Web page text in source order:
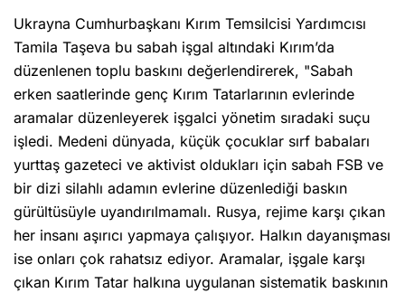
Ukrayna Cumhurbaşkanı Kırım Temsilcisi Yardımcısı
Tamila Taşeva bu sabah işgal altındaki Kırım’da
düzenlenen toplu baskını değerlendirerek, "Sabah
erken saatlerinde genç Kırım Tatarlarının evlerinde
aramalar düzenleyerek işgalci yönetim sıradaki suçu
işledi. Medeni dünyada, küçük çocuklar sırf babaları
yurttaş gazeteci ve aktivist oldukları için sabah FSB ve
bir dizi silahlı adamın evlerine düzenlediği baskın
gürültüsüyle uyandırılmamalı. Rusya, rejime karşı çıkan
her insanı aşırıcı yapmaya çalışıyor. Halkın dayanışması
ise onları çok rahatsız ediyor. Aramalar, işgale karşı
çıkan Kırım Tatar halkına uygulanan sistematik baskının